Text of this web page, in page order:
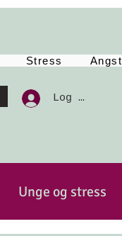
Stress Angst
Log Ind
Unge og stress